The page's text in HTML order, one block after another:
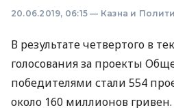
20.06.2019, 06:15 — Казна и
В результате четвертого в
голосования за проекты
победителями стали 554
около 160 миллионов гривен.